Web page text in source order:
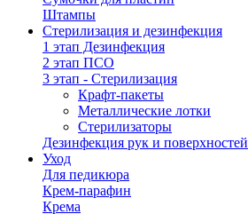
Штампы
Стерилизация и дезинфекция
1 этап Дезинфекция
2 этап ПСО
3 этап - Стерилизация
Крафт-пакеты
Металлические лотки
Стерилизаторы
Дезинфекция рук и поверхностей
Уход
Для педикюра
Крем-парафин
Крема